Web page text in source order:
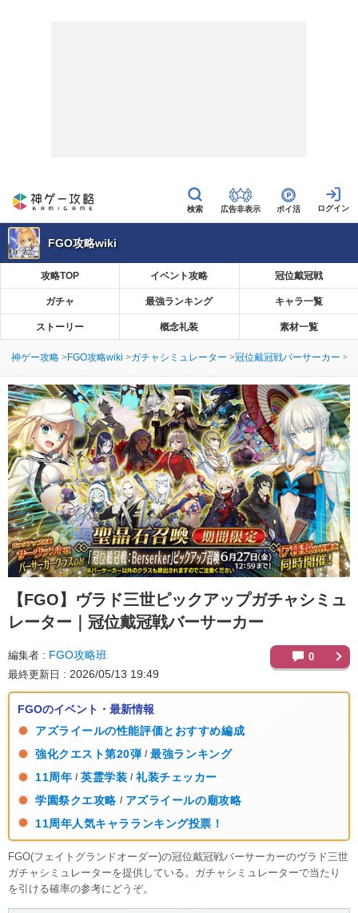
広告非表示 ポイ活
FGO攻略wiki
攻略TOP イベント攻略 冠位戴冠戦
ガチャ 最強ランキング キャラ一覧
ストーリー 概念礼装 素材一覧
神ゲー攻略 FGO攻略wiki ガチャシミュレーター 冠位戴冠戦バーサーカー
【FGO】 ヴラド三世ピックアップガチャシミュ
レーター｜冠位戴冠戦バーサーカー
編集者 FGO攻略班
最終更新日 2026/05/13 19:49
0
FGOのイベント・最新情報
アズライールの性能評価とおすすめ編成
強化クエスト第20弾 / 最強ランキング
11周年 / 英霊学装 / 礼装チェッカー
学園祭クエ攻略 / アズライールの廟攻略
11周年人気キャラランキング投票！
FGO(フェイトグランドオーダー)の冠位戴冠戦バーサーカーのヴラド三世
ガチャシミュレーターを提供している。ガチャシミュレーターで当たり
を引ける確率の参考にどうぞ。